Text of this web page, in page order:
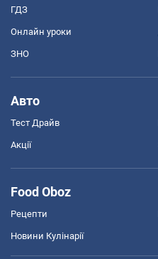
ГДЗ
Онлайн уроки
ЗНО
Авто
Тест Драйв
Акції
Food Oboz
Рецепти
Новини Кулінарії